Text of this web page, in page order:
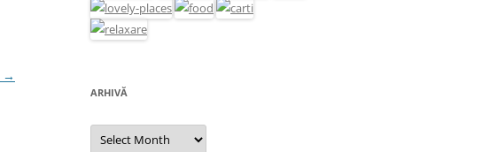
→
ARHIVĂ
Arhivă